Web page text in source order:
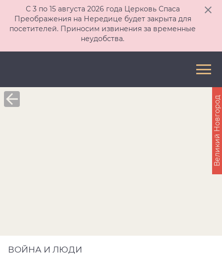
С 3 по 15 августа 2026 года Церковь Спаса
Преображения на Нередице будет закрыта для
посетителей. Приносим извинения за временные
неудобства.
ВОЙНА И ЛЮДИ
Великий Новгород